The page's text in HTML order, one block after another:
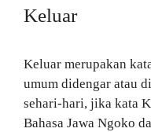
Keluar
Keluar merupakan
umum didengar atau
sehari-hari, jika kata
Bahasa Jawa Ngoko